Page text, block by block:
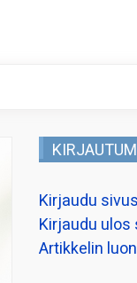
Kirjaudu
Kirjaudu
Artikkelin